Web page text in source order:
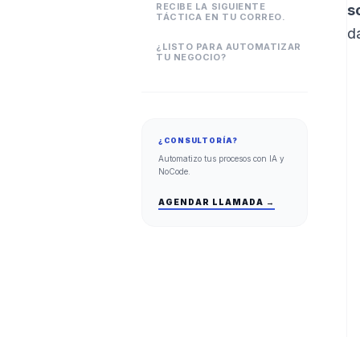
RECIBE LA SIGUIENTE
TÁCTICA EN TU CORREO.
¿LISTO PARA AUTOMATIZAR
TU NEGOCIO?
¿CONSULTORÍA?
Automatizo tus procesos con IA y
NoCode.
AGENDAR LLAMADA →